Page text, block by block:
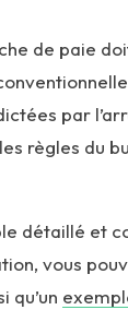
de paie
par
règles du
détaillé et
vous
qu’un